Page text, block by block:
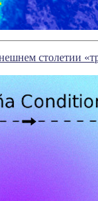
столетии